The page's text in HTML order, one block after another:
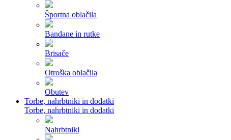
Športna oblačila
Bandane in rutke
Brisače
Otroška oblačila
Obutev
Torbe, nahrbtniki in dodatki
Torbe, nahrbtniki in dodatki
Nahrbtniki